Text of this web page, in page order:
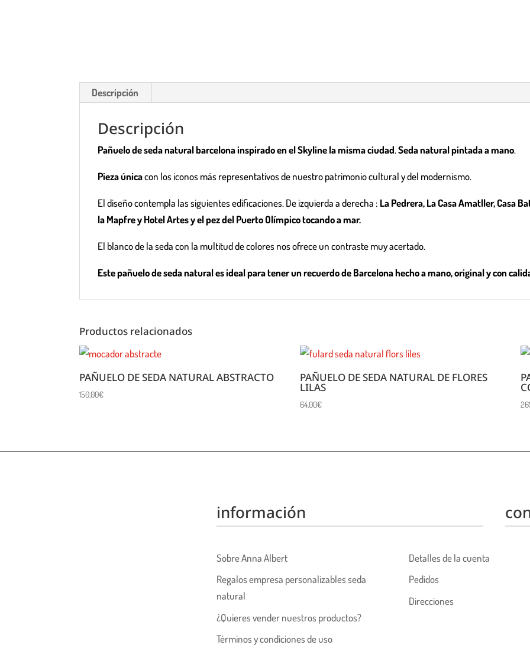
Descripción
Descripción
Pañuelo de seda natural barcelona inspirado en el Skyline la misma ciudad.Seda natural pintada a mano.
Pieza únicacon los iconos más representativos de nuestro patrimonio cultural y del modernismo.
El diseño contempla las siguientes edificaciones. De izquierda a derecha : La Pedrera, La Casa Amatller, Casa
la Mapfre y Hotel Artes y el pez del Puerto Olímpico tocando a mar.
El blanco de la seda con la multitud de colores nos ofrece un contraste muy acertado.
Este pañuelo de seda natural es ideal para tener un recuerdo de Barcelona hecho a mano, original y con
Productos relacionados
PAÑUELO DE SEDA NATURAL ABSTRACTO
150,00€
PAÑUELO DE SEDA NATURAL DE FLORES
LILAS
64,00€
información
Sobre Anna Albert
Regalos empresa personalizables seda
natural
¿Quieres vender nuestros productos?
Términos y condiciones de uso
Detalles de la cuenta
Pedidos
Direcciones